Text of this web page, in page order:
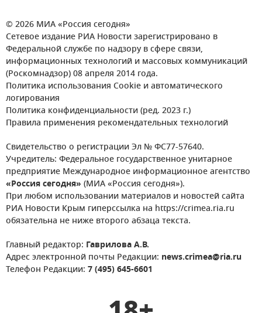
© 2026 МИА «Россия сегодня»
Сетевое издание РИА Новости зарегистрировано в
Федеральной службе по надзору в сфере связи,
информационных технологий и массовых коммуникаций
(Роскомнадзор) 08 апреля 2014 года.
Политика использования Cookie и автоматического
логирования
Политика конфиденциальности (ред. 2023 г.)
Правила применения рекомендательных технологий
Свидетельство о регистрации Эл № ФС77-57640.
Учредитель: Федеральное государственное унитарное
предприятие Международное информационное агентство
«Россия сегодня» (МИА «Россия сегодня»).
При любом использовании материалов и новостей сайта
РИА Новости Крым гиперссылка на https://crimea.ria.ru
обязательна не ниже второго абзаца текста.
Главный редактор: Гаврилова А.В.
Адрес электронной почты Редакции: news.crimea@ria.ru
Телефон Редакции: 7 (495) 645-6601